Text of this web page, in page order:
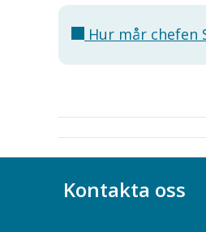
Hur mår chefen
Kontakta oss